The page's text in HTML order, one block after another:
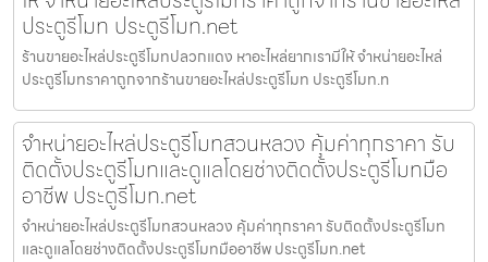
ประตูรีโมท ประตูรีโมท.net
ร้านขายอะไหล่ประตูรีโมทปลวกแดง หาอะไหล่ยากเรามีให้ จำหน่ายอะไหล่
ประตูรีโมทราคาถูกจากร้านขายอะไหล่ประตูรีโมท ประตูรีโมท.n
จำหน่ายอะไหล่ประตูรีโมทสวนหลวง คุ้มค่าทุกราคา รับ
ติดตั้งประตูรีโมทและดูแลโดยช่างติดตั้งประตูรีโมทมือ
อาชีพ ประตูรีโมท.net
จำหน่ายอะไหล่ประตูรีโมทสวนหลวง คุ้มค่าทุกราคา รับติดตั้งประตูรีโมท
และดูแลโดยช่างติดตั้งประตูรีโมทมืออาชีพ ประตูรีโมท.net